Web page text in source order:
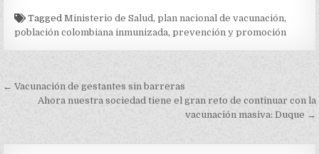
TaggedMinisterio de Salud,plan nacional de vacunación,
población colombiana inmunizada,prevención y promoción
Navegación
← Vacunación de gestantes sin barreras
Ahora nuestra sociedad tiene el gran reto de continuar con la
vacunación masiva: Duque →